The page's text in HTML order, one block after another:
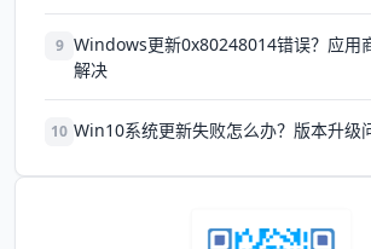
9 Windows更新0x80248014错误？应用
解决
10 Win10系统更新失败怎么办？版本升级